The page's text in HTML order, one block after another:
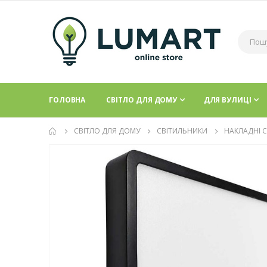
ГОЛОВНА СВІТЛО ДЛЯ ДОМУ ДЛЯ ВУЛИЦІ
СВІТЛО ДЛЯ ДОМУ СВІТИЛЬНИКИ НАКЛАДНІ